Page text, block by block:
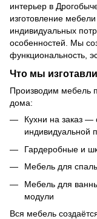
интерьер в
изготовление
индивидуальных
особенностей. Мы
функциональность,
Что мы
Производим мебель
дома:
Кухни на заказ —
индивидуальной
Гардеробные и
Мебель для
Мебель для
модули
Вся мебель